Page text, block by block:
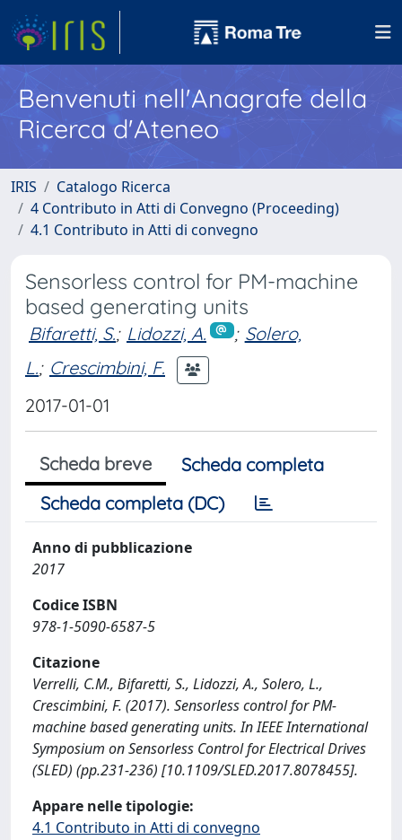
Benvenuti nell'Anagrafe della
Ricerca d'Ateneo
IRIS
Catalogo Ricerca
4 Contributo in Atti di Convegno (Proceeding)
4.1 Contributo in Atti di convegno
Sensorless control for PM-machine
based generating units
Bifaretti, S.; Lidozzi, A. ; Solero,
L.; Crescimbini, F.
2017-01-01
Scheda breve
Scheda completa
Scheda completa (DC)
Anno di pubblicazione
2017
Codice ISBN
978-1-5090-6587-5
Citazione
Verrelli, C.M., Bifaretti, S., Lidozzi, A., Solero, L.,
Crescimbini, F. (2017). Sensorless control for PM-
machine based generating units. In IEEE International
Symposium on Sensorless Control for Electrical Drives
(SLED) (pp.231-236) [10.1109/SLED.2017.8078455].
Appare nelle tipologie:
4.1 Contributo in Atti di convegno